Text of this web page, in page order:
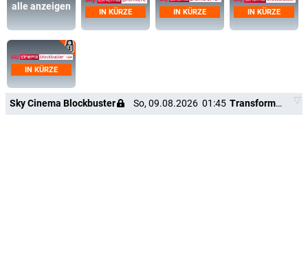
alle anzeigen
IN KÜRZE IN KÜRZE IN KÜRZE
IN KÜRZE
Sky Cinema Blockbuster So, 09.08.2026 01:45 Transformers: The Last Knight